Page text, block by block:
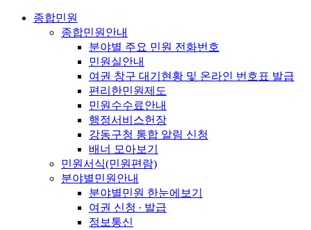
종합민원
종합민원안내
분야별 주요 민원 전화번호
민원실안내
여권 창구 대기현황 및 온라인 번호표 발급
편리한민원제도
민원수수료안내
행정서비스헌장
강동구청 통합 알림 신청
배너 모아보기
민원서식(민원편람)
분야별민원안내
분야별민원 한눈에보기
여권 신청 ∙ 발급
정보통신